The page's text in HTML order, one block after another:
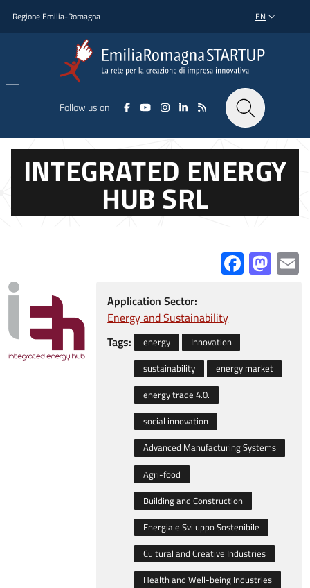
Regione Emilia-Romagna LANGUAGE
EN
Follow us on
INTEGRATED ENERGY
HUB SRL
Application Sector:
Energy and Sustainability
Tags:
energy
Innovation
sustainability
energy market
energy trade 4.0.
social innovation
Advanced Manufacturing Systems
Agri-food
Building and Construction
Energia e Sviluppo Sostenibile
Cultural and Creative Industries
Health and Well-being Industries